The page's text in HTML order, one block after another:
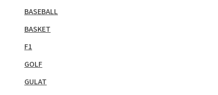
BASEBALL
BASKET
F1
GOLF
GULAT